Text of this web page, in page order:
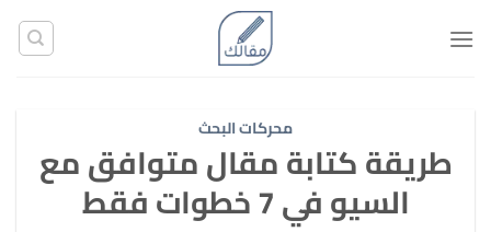
للمحتوى
محركات البحث
طريقة كتابة مقال متوافق مع
السيو في 7 خطوات فقط